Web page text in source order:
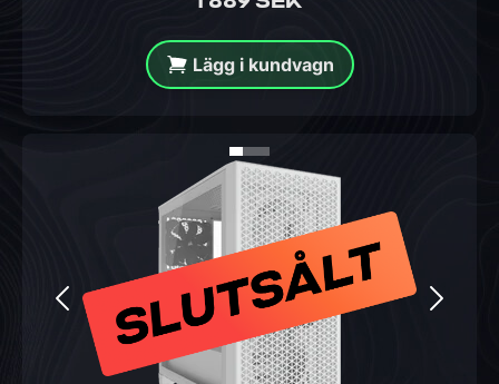
Lägg i kundvagn